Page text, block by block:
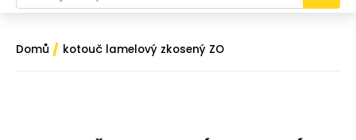
Domů / kotouč lamelový zkosený ZO